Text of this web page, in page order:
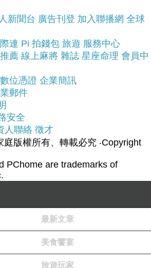
在網路購物最好啦~~你一定要來
式盥洗化妝包(豹紋)~~
宜分享
新聞台 廣告刊登 加入聯播網 全球
連 Pi 拍錢包 旅遊 服務中心
薦 線上麻將 雜誌 星座命理 會員中
數位憑證 企業簡訊
郵件
安全
人聯絡 徵才
庭版權所有、轉載必究 ‧Copyright
PChome are trademarks of
最新文章
美食饗宴
旅遊玩家